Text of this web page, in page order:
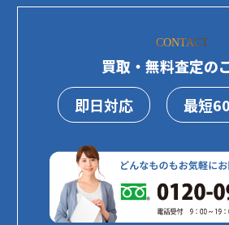
CONTACT
買取・無料査定の
即日対応
最短